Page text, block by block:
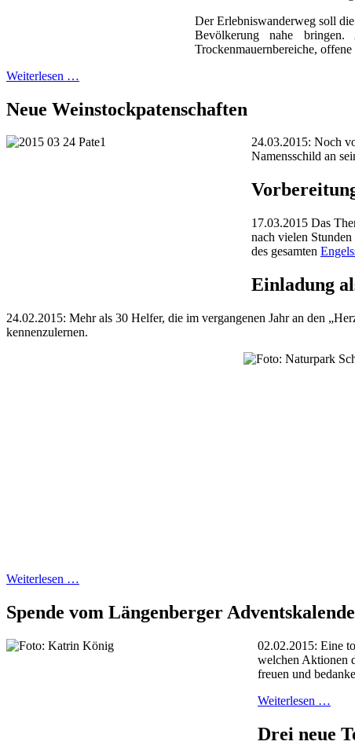
Der Erlebniswanderweg soll
Bevölkerung nahe
Trockenmauernbereiche,
Weiterlesen …
Neue Weinstockpatenschaften
24.03.2015: Noch
Namensschild an
17.03.2015 Das
nach vielen
des gesamten
Einladung
24.02.2015: Mehr als 30 Helfer, die im vergangenen Jahr an den
kennenzulernen.
Weiterlesen …
Spende vom Längenberger
02.02.2015: Eine
welchen Aktionen
freuen und
Weiterlesen …
Drei neue